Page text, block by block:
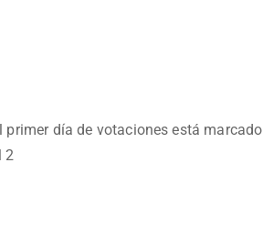
día de votaciones está marcado
2